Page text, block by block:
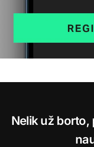
Nelik už borto,